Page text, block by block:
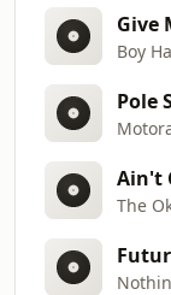
Give
Boy
Pole
Ain't
The